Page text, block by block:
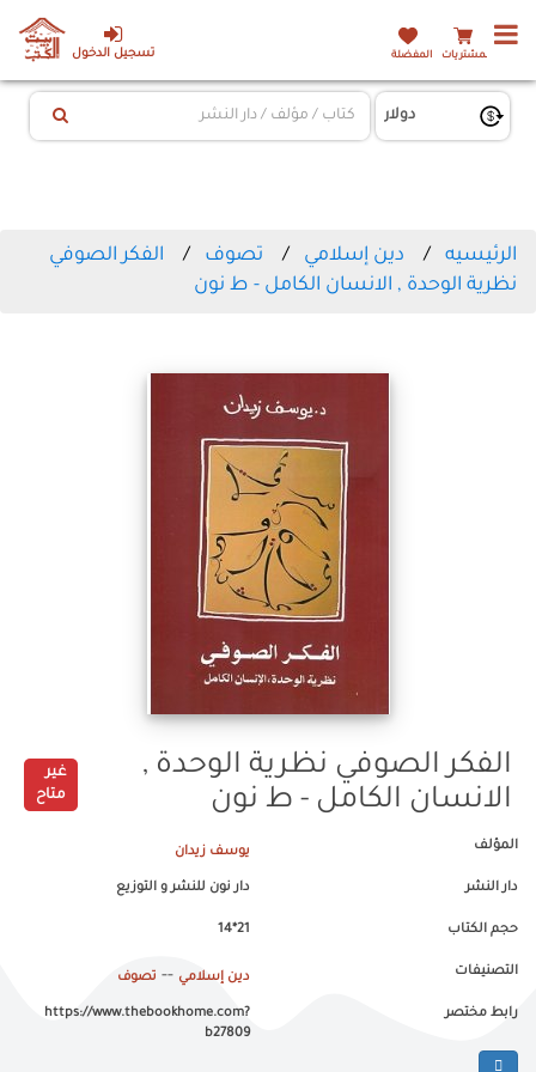
تسجيل الدخول المشتريات المفضلة
الرئيسيه دين إسلامي تصوف
الفكر الصوفي
نظرية الوحدة , الانسان الكامل - ط نون
الفكر الصوفي نظرية الوحدة ,
الانسان الكامل - ط نون
غير
متاح
المؤلف يوسف زيدان
دار النشر دار نون للنشر و التوزيع
حجم الكتاب 21*14
التصنيفات دين إسلامي -- تصوف
رابط مختصر
https://www.thebookhome.com?
b27809